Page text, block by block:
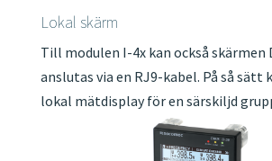
Lokal skärm
Till modulen I-4x kan också skärmen
anslutas via en RJ9-kabel. På så sätt
lokal mätdisplay för en särskiljd